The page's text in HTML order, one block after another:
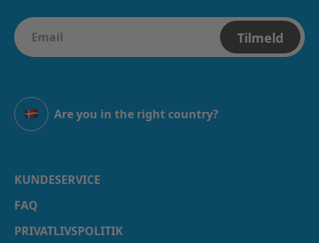
KUNDESERVICE
FAQ
PRIVATLIVSPOLITIK
Tilmeld
Danmark
Are you in the right country?